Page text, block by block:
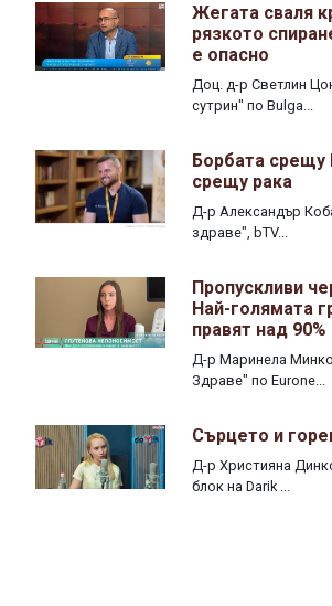
Жегата сваля
рязкото
е опасно
Доц. д-р Светлин
сутрин" по Bulga...
Борбата срещу
срещу рака
Д-р Александър
здраве", bTV...
Пропускливи
Най-голямата
правят над
Д-р Маринела
Здраве" по Eurone...
Сърцето и
Д-р Християна
блок на Darik ...